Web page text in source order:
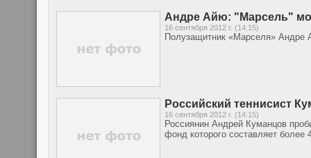
Андре Айю: "Марсель"
16 сентября 2012 г. (14:15)
Полузащитник «Марселя» Андре
Российский теннисист
16 сентября 2012 г. (14:15)
Россиянин Андрей Куманцов
фонд которого составляет более